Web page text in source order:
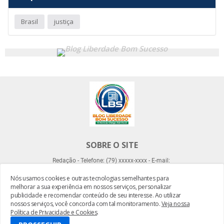
Brasil justiça
SOBRE O SITE
Redação - Telefone: (79) xxxxx-xxxx - E-mail:
Desenvolvido por -
Nós usamos cookies e outras tecnologias semelhantes para
melhorar a sua experiência em nossos serviços, personalizar
publicidade e recomendar conteúdo de seu interesse. Ao utilizar
nossos serviços, você concorda com tal monitoramento.Veja nossa
Política de Privacidade e Cookies.